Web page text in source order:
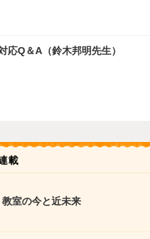
応Q＆A（鈴木邦明先生）
載
室の今と近未来